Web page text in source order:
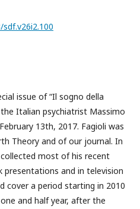
issue of “Il sogno della
Italian psychiatrist Massimo
13th, 2017. Fagioli was
Theory and of our journal. In
most of his recent
presentations and in television
cover a period starting in 2010
and half year, after the